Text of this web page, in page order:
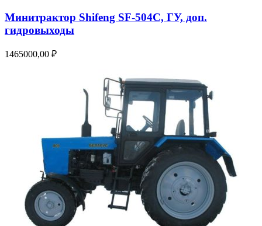
Минитрактор Shifeng SF-504C, ГУ, доп.
гидровыходы
1465000,00 ₽